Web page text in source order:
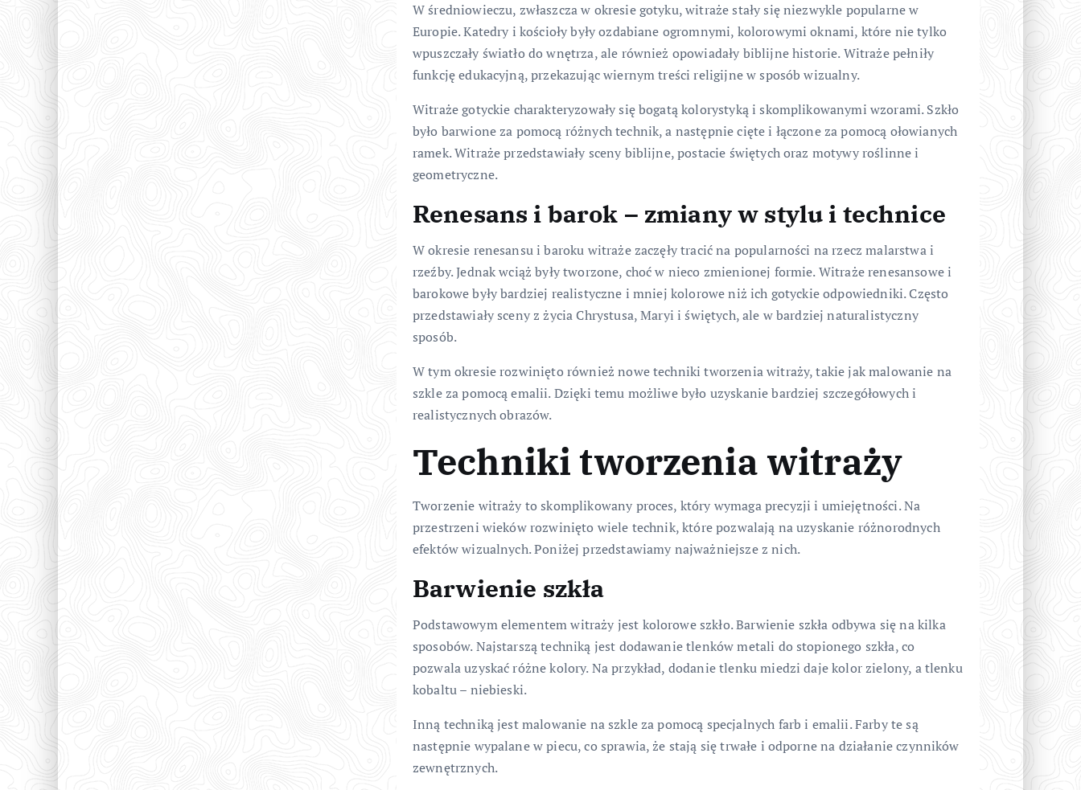
W średniowieczu, zwłaszcza w okresie gotyku, witraże stały się niezwykle popularne w
Europie. Katedry i kościoły były ozdabiane ogromnymi, kolorowymi oknami, które nie tylko
wpuszczały światło do wnętrza, ale również opowiadały biblijne historie. Witraże pełniły
funkcję edukacyjną, przekazując wiernym treści religijne w sposób wizualny.
Witraże gotyckie charakteryzowały się bogatą kolorystyką i skomplikowanymi wzorami. Szkło
było barwione za pomocą różnych technik, a następnie cięte i łączone za pomocą ołowianych
ramek. Witraże przedstawiały sceny biblijne, postacie świętych oraz motywy roślinne i
geometryczne.
Renesans i barok – zmiany w stylu i technice
W okresie renesansu i baroku witraże zaczęły tracić na popularności na rzecz malarstwa i
rzeźby. Jednak wciąż były tworzone, choć w nieco zmienionej formie. Witraże renesansowe i
barokowe były bardziej realistyczne i mniej kolorowe niż ich gotyckie odpowiedniki. Często
przedstawiały sceny z życia Chrystusa, Maryi i świętych, ale w bardziej naturalistyczny
sposób.
W tym okresie rozwinięto również nowe techniki tworzenia witraży, takie jak malowanie na
szkle za pomocą emalii. Dzięki temu możliwe było uzyskanie bardziej szczegółowych i
realistycznych obrazów.
Techniki tworzenia witraży
Tworzenie witraży to skomplikowany proces, który wymaga precyzji i umiejętności. Na
przestrzeni wieków rozwinięto wiele technik, które pozwalają na uzyskanie różnorodnych
efektów wizualnych. Poniżej przedstawiamy najważniejsze z nich.
Barwienie szkła
Podstawowym elementem witraży jest kolorowe szkło. Barwienie szkła odbywa się na kilka
sposobów. Najstarszą techniką jest dodawanie tlenków metali do stopionego szkła, co
pozwala uzyskać różne kolory. Na przykład, dodanie tlenku miedzi daje kolor zielony, a tlenku
kobaltu – niebieski.
Inną techniką jest malowanie na szkle za pomocą specjalnych farb i emalii. Farby te są
następnie wypalane w piecu, co sprawia, że stają się trwałe i odporne na działanie czynników
zewnętrznych.